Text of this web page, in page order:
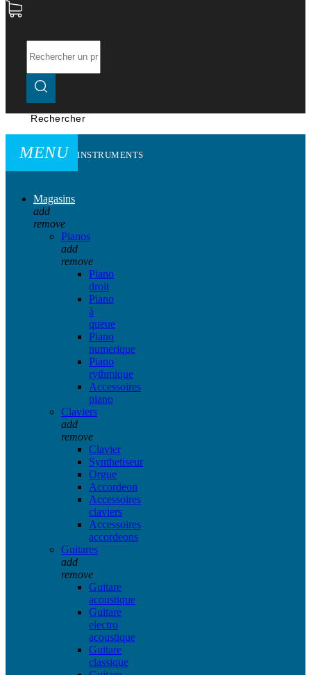
Rechercher
MENU INSTRUMENTS
Magasins
add
remove
Pianos
add
remove
Piano
droit
Piano
à
queue
Piano
numerique
Piano
rythmique
Accessoires
piano
Claviers
add
remove
Clavier
Synthetiseur
Orgue
Accordeon
Accessoires
claviers
Accessoires
accordeons
Guitares
add
remove
Guitare
acoustique
Guitare
electro
acoustique
Guitare
classique